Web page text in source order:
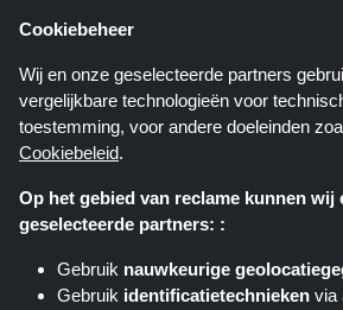
Kortingscop.nl is een website die u deals,
affiliate netwerken. Kortingscop.nl of zijn
van het bestelproces wanneer u een bestelling
Cookiebeheer
Wij en onze geselecteerde partners
vergelijkbare technologieën voor
toestemming, voor andere doeleinden
Cookiebeleid.
Op het gebied van reclame kunnen wij
geselecteerde partners: :
Gebruik nauwkeurige
Gebruik identificatietechnieken via